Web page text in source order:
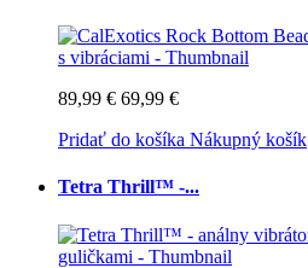
89,99 € 69,99 €
Pridať do košíka Nákupný košík
Tetra Thrill™ -...